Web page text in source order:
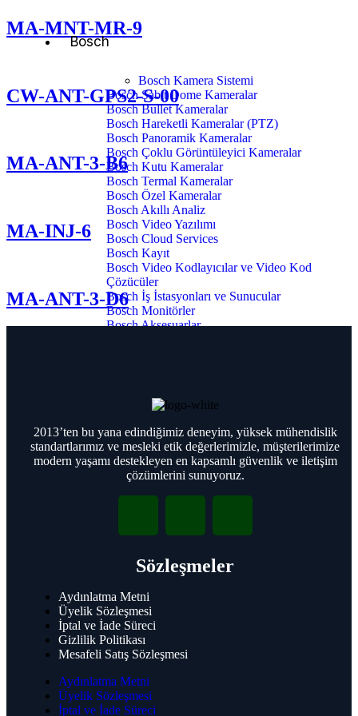
Bosch
Bosch Kamera Sistemi
Bosch Sabit Dome Kameralar
Bosch Bullet Kameralar
Bosch Hareketli Kameralar (PTZ)
Bosch Panoramik Kameralar
Bosch Çoklu Görüntüleyici Kameralar
Bosch Kutu Kameralar
Bosch Termal Kameralar
Bosch Özel Kameralar
Bosch Akıllı Analiz
Bosch Video Yazılımı
Bosch Cloud Services
Bosch Kayıt
Bosch Video Kodlayıcılar ve Video Kod
Çözücüler
Bosch İş İstasyonları ve Sunucular
Bosch Monitörler
Bosch Aksesuarlar
Bosch Otomatik Yangın Dedektörleri
Bosch Konvansiyonel Yangın Paneli
Bosch Manuel Yangın Butonları
Bosch Arayüz ve Hat Sonu Süpervizyon
Modülleri
Bosch Uyarı İkaz Cihazları
Bosch Yangın Algılama Sistemi
Aksesuarları
Bosch Genel Seslendirme ve Acil
Bosch PA Ticari Seslendirme ve Acil
Anons
Bosch Dijital Genel Seslendirme
Bosch Mikrofonlar
Bosch Hoparlörler
Bosch Kartlı Geçiş ve Kontrol
Sistemi
MA-MNT-MR-9
CW-ANT-GPS2-S-00
MA-ANT-3-B6
MA-INJ-6
MA-ANT-3-D6
2013’ten bu yana edindiğimiz deneyim, yüksek mühendislik
standartlarımız ve mesleki etik değerlerimizle, müşterilerimize
modern yaşamı destekleyen en kapsamlı güvenlik ve iletişim
çözümlerini sunuyoruz.
Sözleşmeler
Aydınlatma Metni
Üyelik Sözleşmesi
İptal ve İade Süreci
Gizlilik Politikası
Mesafeli Satış Sözleşmesi
Aydınlatma Metni
Üyelik Sözleşmesi
İptal ve İade Süreci